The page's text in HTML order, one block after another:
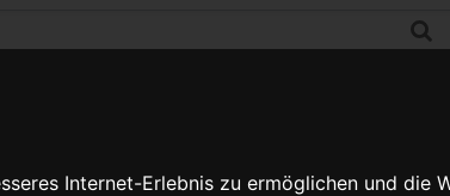
Internet-Erlebnis zu ermöglichen und die
Quelltext anzeigen Versionsgeschichte